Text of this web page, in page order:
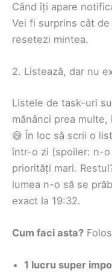
Când îți apare
Vei fi surprins cât
resetezi mintea.
2. Listează, dar nu
Listele de task-uri
mănânci prea
😅 În loc să scrii o
într-o zi (spoiler: n-
priorități mari.
lumea n-o să se
exact la 19:32.
Cum faci asta?
1 lucru super